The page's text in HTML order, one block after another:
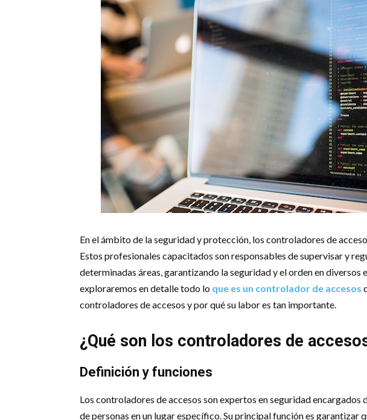
En el ámbito de la seguridad y protección, los controladores de
Estos profesionales capacitados son responsables de supervisar y
determinadas áreas, garantizando la seguridad y el orden en diversos
exploraremos en detalle todo lo que es un controlador de accesos
controladores de accesos y por qué su labor es tan importante.
¿Qué son los controladores de
Definición y funciones
Los controladores de accesos son expertos en seguridad
de personas en un lugar específico. Su principal función es garantizar